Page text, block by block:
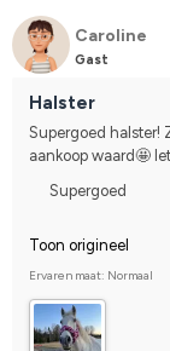
Caroline
Gast
Halster
Supergoed halster!
aankoop waard🤩
Supergoed
Toon origineel
Ervaren maat: Normaal